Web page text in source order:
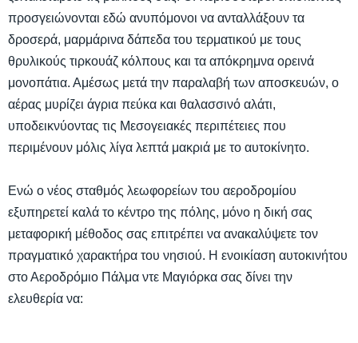
προσγειώνονται εδώ ανυπόμονοι να ανταλλάξουν τα
δροσερά, μαρμάρινα δάπεδα του τερματικού με τους
θρυλικούς τιρκουάζ κόλπους και τα απόκρημνα ορεινά
μονοπάτια. Αμέσως μετά την παραλαβή των αποσκευών, ο
αέρας μυρίζει άγρια πεύκα και θαλασσινό αλάτι,
υποδεικνύοντας τις Μεσογειακές περιπέτειες που
περιμένουν μόλις λίγα λεπτά μακριά με το αυτοκίνητο.
Ενώ ο νέος σταθμός λεωφορείων του αεροδρομίου
εξυπηρετεί καλά το κέντρο της πόλης, μόνο η δική σας
μεταφορική μέθοδος σας επιτρέπει να ανακαλύψετε τον
πραγματικό χαρακτήρα του νησιού. Η ενοικίαση αυτοκινήτου
στο Αεροδρόμιο Πάλμα ντε Μαγιόρκα σας δίνει την
ελευθερία να: